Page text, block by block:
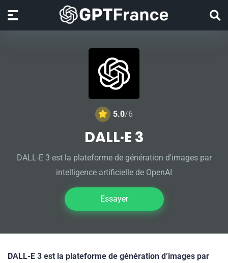
5.0/6
DALL·E 3
DALL-E 3 est la plateforme de génération d'images par
intelligence artificielle de OpenAI
Essayer
DALL-E 3 est la plateforme de génération d’images par